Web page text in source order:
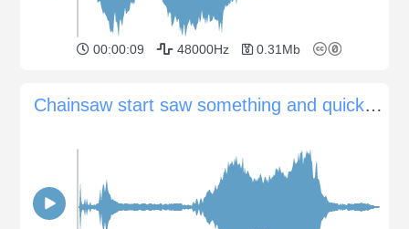
00:00:09 48000Hz 0.31Mb
Chainsaw start saw something and quick shut off